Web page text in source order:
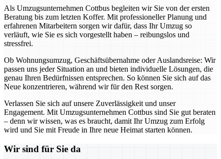
Als Umzugsunternehmen Cottbus begleiten wir Sie von der ersten
Beratung bis zum letzten Koffer. Mit professioneller Planung und
erfahrenen Mitarbeitern sorgen wir dafür, dass Ihr Umzug so
verläuft, wie Sie es sich vorgestellt haben – reibungslos und
stressfrei.
Ob Wohnungsumzug, Geschäftsübernahme oder Auslandsreise: Wir
passen uns jeder Situation an und bieten individuelle Lösungen, die
genau Ihren Bedürfnissen entsprechen. So können Sie sich auf das
Neue konzentrieren, während wir für den Rest sorgen.
Verlassen Sie sich auf unsere Zuverlässigkeit und unser
Engagement. Mit Umzugsunternehmen Cottbus sind Sie gut beraten
– denn wir wissen, was es braucht, damit Ihr Umzug zum Erfolg
wird und Sie mit Freude in Ihre neue Heimat starten können.
Wir sind für Sie da